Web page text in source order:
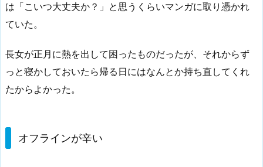
は「こいつ大丈夫か？」と思うくらいマンガに取り憑かれ
ていた。
長女が正月に熱を出して困ったものだったが、それからず
っと寝かしておいたら帰る日にはなんとか持ち直してくれ
たからよかった。
オフラインが辛い